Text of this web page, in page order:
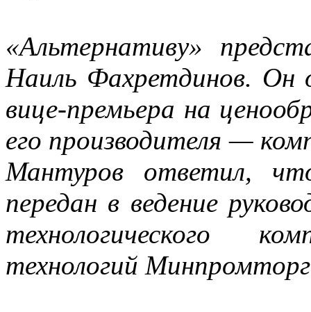
«Альтернативу»
Наиль Фахретдинов. Он
вице-премьера на
его производителя —
Мантуров ответил,
передан в ведение
технологического
технологий